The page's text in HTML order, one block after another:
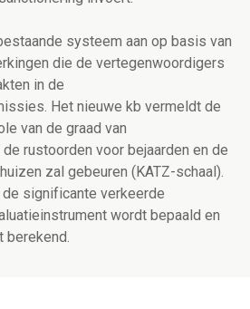
systeem aan op basis van
die de vertegenwoordigers
in de
Het nieuwe kb vermeldt de
van de graad van
rustoorden voor bejaarden en de
zal gebeuren (KATZ-schaal).
significante verkeerde
wordt bepaald en
berekend.